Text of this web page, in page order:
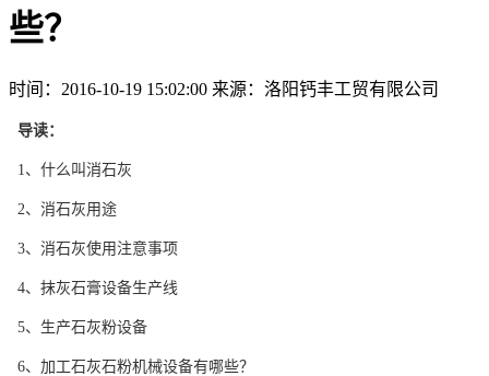
些？
时间：2016-10-19 15:02:00 来源：洛阳钙丰工贸有限公司
导读：
1、什么叫消石灰
2、消石灰用途
3、消石灰使用注意事项
4、抹灰石膏设备生产线
5、生产石灰粉设备
6、加工石灰石粉机械设备有哪些？